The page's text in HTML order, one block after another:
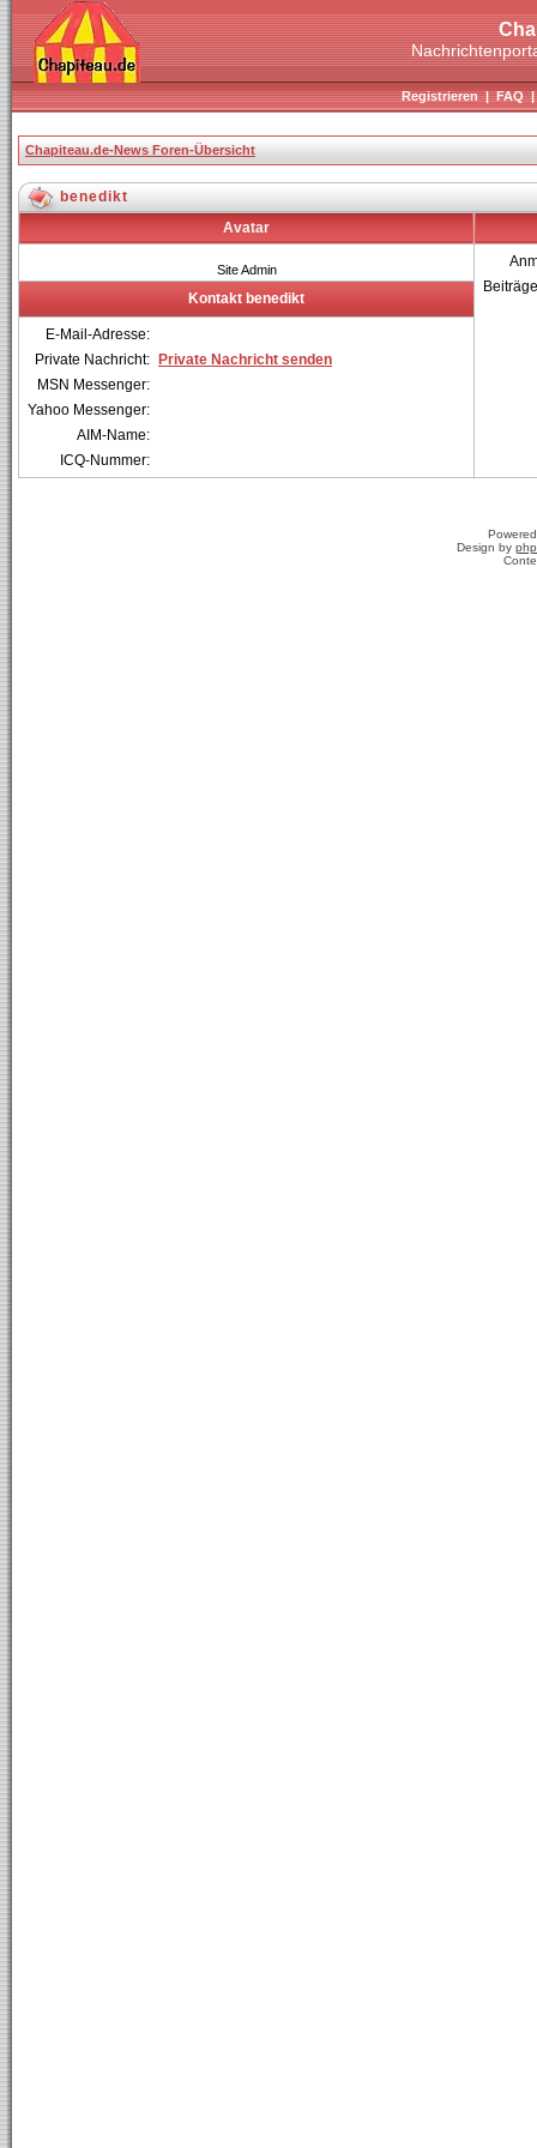
Registrieren|FAQ
Chapiteau.de-News Foren-Übersicht
benedikt
Avatar
Site Admin
Kontakt benedikt
E-Mail-Adresse:
Private Nachricht:
Private Nachricht senden
MSN Messenger:
Yahoo Messenger:
AIM-Name:
ICQ-Nummer:
Design by